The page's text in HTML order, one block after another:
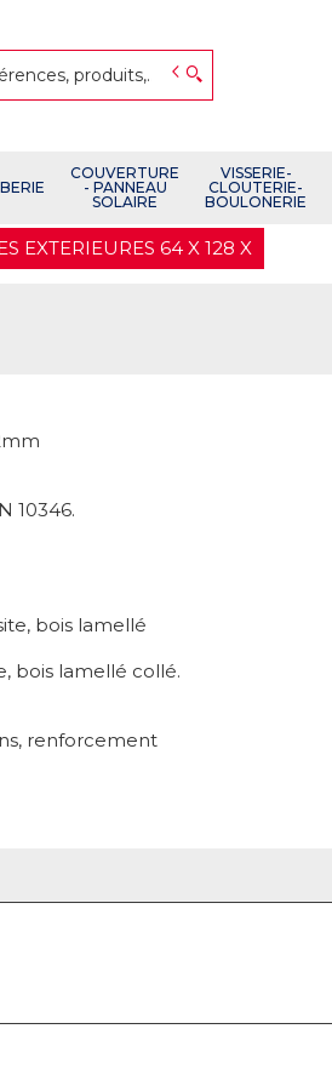
COUVERTURE
- PANNEAU
SOLAIRE
VISSERIE-
CLOUTERIE-
BOULONERIE
EXTERIEURES 64 X 128 X
10346.
bois lamellé
bois lamellé collé.
renforcement